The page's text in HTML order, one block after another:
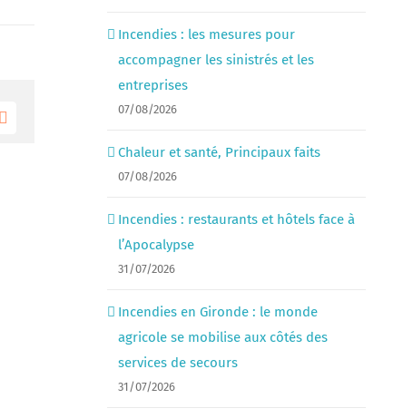
Email
Incendies : les mesures pour
accompagner les sinistrés et les
entreprises
07/08/2026
Chaleur et santé, Principaux faits
07/08/2026
Incendies : restaurants et hôtels face à
l’Apocalypse
31/07/2026
Incendies en Gironde : le monde
agricole se mobilise aux côtés des
services de secours
31/07/2026